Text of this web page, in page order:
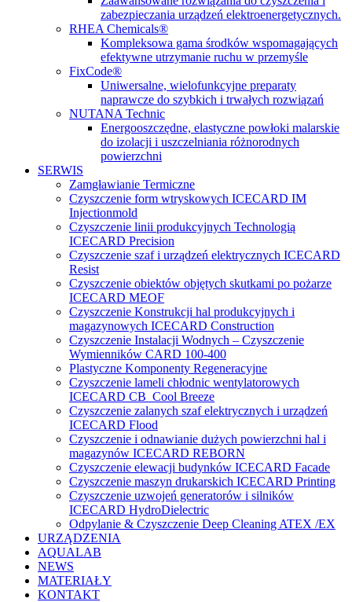
zabezpieczania urządzeń elektroenergetycznych.
RHEA Chemicals®
Kompleksowa gama środków wspomagających
efektywne utrzymanie ruchu w przemyśle
FixCode®
Uniwersalne, wielofunkcyjne preparaty
naprawcze do szybkich i trwałych rozwiązań
NUTANA Technic
Energooszczędne, elastyczne powłoki malarskie
do izolacji i uszczelniania różnorodnych
powierzchni
SERWIS
Zamgławianie Termiczne
Czyszczenie form wtryskowych ICECARD IM
Injectionmold
Czyszczenie linii produkcyjnych Technologią
ICECARD Precision
Czyszczenie szaf i urządzeń elektrycznych ICECARD
Resist
Czyszczenie obiektów objętych skutkami po pożarze
ICECARD MEOF
Czyszczenie Konstrukcji hal produkcyjnych i
magazynowych ICECARD Construction
Czyszczenie Instalacji Wodnych – Czyszczenie
Wymienników CARD 100-400
Plastyczne Komponenty Regeneracyjne
Czyszczenie lameli chłodnic wentylatorowych
ICECARD CB Cool Breeze
Czyszczenie zalanych szaf elektrycznych i urządzeń
ICECARD Flood
Czyszczenie i odnawianie dużych powierzchni hal i
magazynów ICECARD REBORN
Czyszczenie elewacji budynków ICECARD Facade
Czyszczenie maszyn drukarskich ICECARD Printing
Czyszczenie uzwojeń generatorów i silników
ICECARD HydroDielectric
Odpylanie & Czyszczenie Deep Cleaning ATEX /EX
URZĄDZENIA
AQUALAB
NEWS
MATERIAŁY
KONTAKT